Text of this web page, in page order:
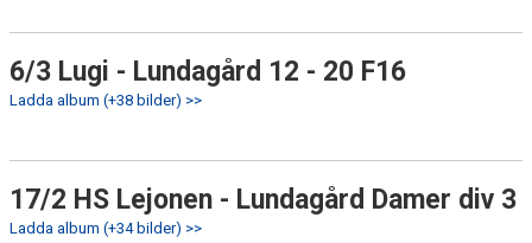
6/3 Lugi - Lundagård 12 - 20 F16
Ladda album (+38 bilder) >>
17/2 HS Lejonen - Lundagård Damer div 3
Ladda album (+34 bilder) >>